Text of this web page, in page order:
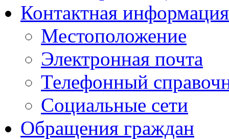
Контактная информация
Местоположение
Электронная почта
Телефонный
Социальные сети
Обращения граждан